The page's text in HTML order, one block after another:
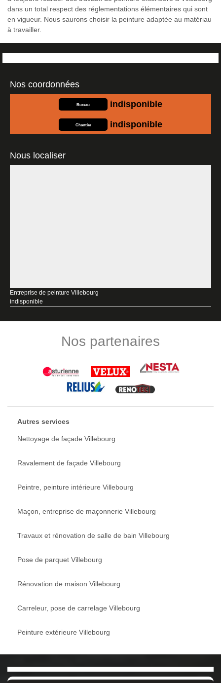
dans un total respect des réglementations élémentaires qui sont
en vigueur. Nous saurons choisir la peinture adaptée au matériau
à travailler.
Nos coordonnées
Bureau indisponible
Chantier indisponible
Nous localiser
Entreprise de peinture Villebourg
indisponible
Nos partenaires
Autres services
Nettoyage de façade Villebourg
Ravalement de façade Villebourg
Peintre, peinture intérieure Villebourg
Maçon, entreprise de maçonnerie Villebourg
Travaux et rénovation de salle de bain Villebourg
Pose de parquet Villebourg
Rénovation de maison Villebourg
Carreleur, pose de carrelage Villebourg
Peinture extérieure Villebourg